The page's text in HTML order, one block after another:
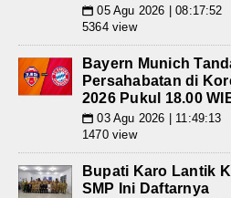
📅 05 Agu 2026 | 08:17:52
5364 view
Bayern Munich
Persahabatan di
2026 Pukul 18.00
📅 03 Agu 2026 | 11:49:13
1470 view
Bupati Karo Lantik
SMP Ini Daftarnya